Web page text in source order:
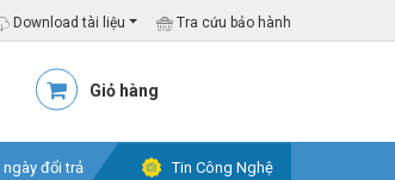
Download tài liệu Tra cứu bảo hành
Giỏ hàng
ngày đổi trả Tin Công Nghệ